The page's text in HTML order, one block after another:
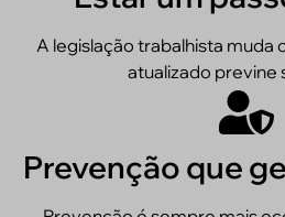
A legislação trabalhista muda
atualizado previne
Prevenção que